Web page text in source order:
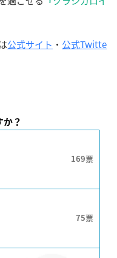
公式サイト ・ 公式Twitte
か？
169
75